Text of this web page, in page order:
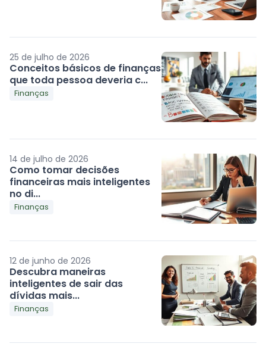
25 de julho de 2026
Conceitos básicos de finanças
que toda pessoa deveria c...
Finanças
14 de julho de 2026
Como tomar decisões
financeiras mais inteligentes
no di...
Finanças
12 de junho de 2026
Descubra maneiras
inteligentes de sair das
dívidas mais...
Finanças